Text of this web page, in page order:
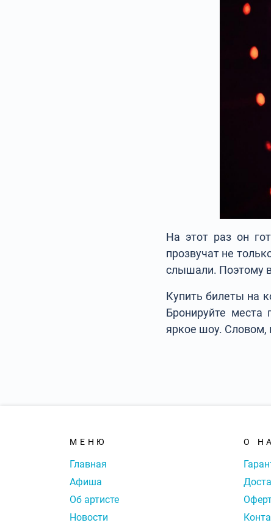
На этот раз он
прозвучат не
слышали. Поэтому
Купить билеты на
Бронируйте места
яркое шоу. Словом,
МЕНЮ
Главная
Афиша
Об артисте
Новости
О